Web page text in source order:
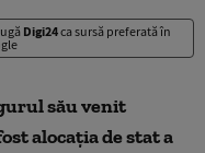
Digi24ca sursă preferată în
său venit
alocația de stat a